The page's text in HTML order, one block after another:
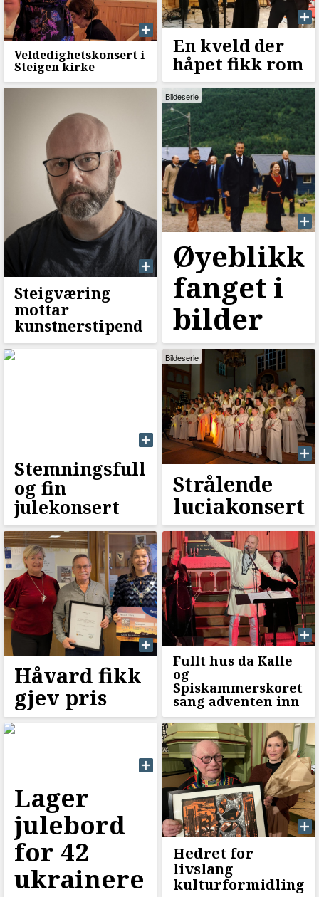
Veldedighetskonsert i
Steigen kirke
En kveld der
håpet fikk rom
Steigværing
mottar
kunstnerstipend
Bildeserie
Øyeblikk
fanget i
bilder
Stemningsfull
og fin
julekonsert
Bildeserie
Strålende
luciakonsert
Håvard fikk
gjev pris
Fullt hus da Kalle
og
Spiskammerskoret
sang adventen inn
Lager
julebord
for 42
ukrainere
Hedret for
livslang
kulturformidling